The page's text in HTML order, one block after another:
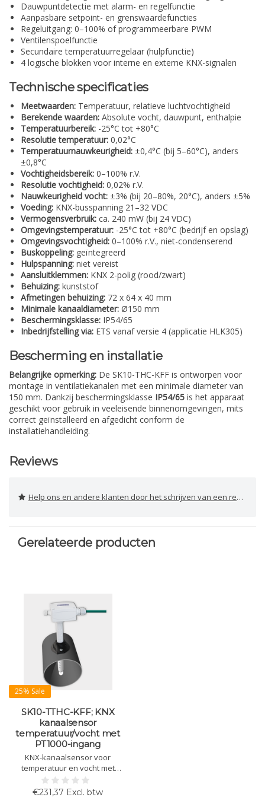
Dauwpuntdetectie met alarm- en regelfunctie
Aanpasbare setpoint- en grenswaardefuncties
Regeluitgang: 0–100% of programmeerbare PWM
Ventilenspoelfunctie
Secundaire temperatuurregelaar (hulpfunctie)
4 logische blokken voor interne en externe KNX-signalen
Technische specificaties
Meetwaarden: Temperatuur, relatieve luchtvochtigheid
Berekende waarden: Absolute vocht, dauwpunt, enthalpie
Temperatuurbereik: -25°C tot +80°C
Resolutie temperatuur: 0,02°C
Temperatuurnauwkeurigheid: ±0,4°C (bij 5–60°C), anders
±0,8°C
Vochtigheidsbereik: 0–100% r.V.
Resolutie vochtigheid: 0,02% r.V.
Nauwkeurigheid vocht: ±3% (bij 20–80%, 20°C), anders ±5%
Voeding: KNX-busspanning 21–32 VDC
Vermogensverbruik: ca. 240 mW (bij 24 VDC)
Omgevingstemperatuur: -25°C tot +80°C (bedrijf en opslag)
Omgevingsvochtigheid: 0–100% r.V., niet-condenserend
Buskoppeling: geïntegreerd
Hulpspanning: niet vereist
Aansluitklemmen: KNX 2-polig (rood/zwart)
Behuizing: kunststof
Afmetingen behuizing: 72 x 64 x 40 mm
Minimale kanaaldiameter: Ø150 mm
Beschermingsklasse: IP54/65
Inbedrijfstelling via: ETS vanaf versie 4 (applicatie HLK305)
Bescherming en installatie
Belangrijke opmerking: De SK10-THC-KFF is ontworpen voor
montage in ventilatiekanalen met een minimale diameter van
150 mm. Dankzij beschermingsklasse IP54/65 is het apparaat
geschikt voor gebruik in veeleisende binnenomgevingen, mits
correct geïnstalleerd en afgedicht conform de
installatiehandleiding.
Reviews
Help ons en andere klanten door het schrijven van een review
Gerelateerde producten
25% Sale
SK10-TTHC-KFF; KNX
kanaalsensor
temperatuur/vocht met
PT1000-ingang
KNX-kanaalsensor voor
temperatuur en vocht met
aansluiting voor externe PT1000.
Voor HVAC-toepassingen,
€231,37 Excl. btw